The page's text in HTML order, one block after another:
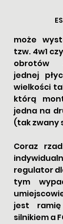
może
tzw. 4w1
obrotów
jednej
wielkości
którą
jedna na
(tak zwany
Coraz
regulator
tym
jest
silnikiem a